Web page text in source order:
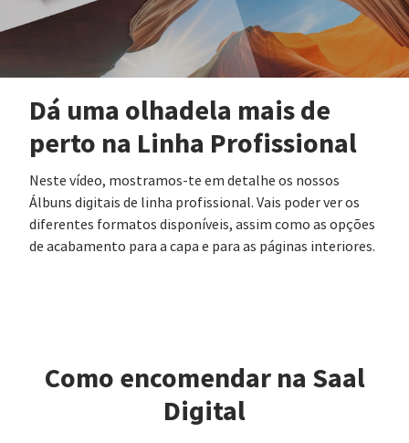
Dá uma olhadela mais de
perto na Linha Profissional
Neste vídeo, mostramos-te em detalhe os nossos
Álbuns digitais de linha profissional. Vais poder ver os
diferentes formatos disponíveis, assim como as opções
de acabamento para a capa e para as páginas interiores.
Como encomendar na Saal
Digital